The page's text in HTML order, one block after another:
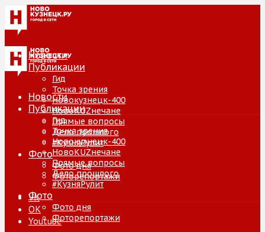
Новости
Публикации
Гид
Точка зрения
Новокузнецк-400
НовоKUZнечане
Прямые вопросы
Дело прошлого
#КузняРулит
Фото
Фото дня
Фоторепортажи
VK
ОК
Youtube
Новости
Публикации
Гид
Точка зрения
Новокузнецк-400
НовоKUZнечане
Прямые вопросы
Дело прошлого
#КузняРулит
Фото
Фото дня
Фоторепортажи